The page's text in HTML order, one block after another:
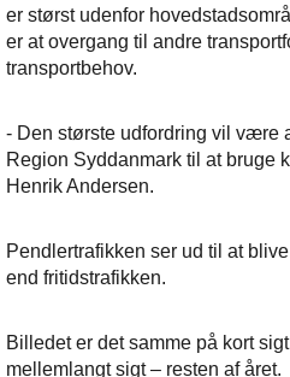
er størst udenfor
er at overgang til andre
transportbehov.
- Den største udfordring vil være
Region Syddanmark til at bruge
Henrik Andersen.
Pendlertrafikken ser ud til at
end fritidstrafikken.
Billedet er det samme på kort
mellemlangt sigt – resten af året.